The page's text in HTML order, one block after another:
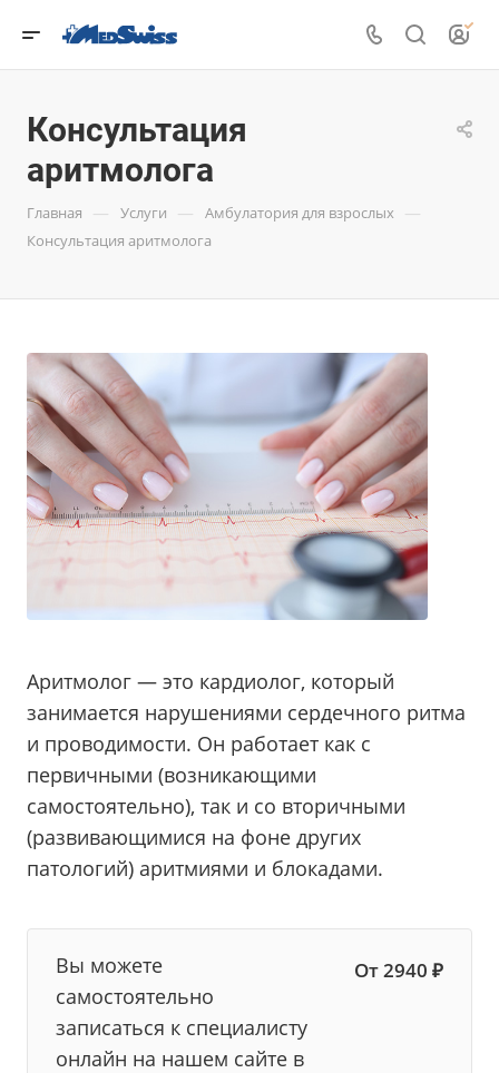
Консультация
аритмолога
Главная — Услуги — Амбулатория для взрослых —
Консультация аритмолога
Аритмолог — это кардиолог, который
занимается нарушениями сердечного ритма
и проводимости. Он работает как с
первичными (возникающими
самостоятельно), так и со вторичными
(развивающимися на фоне других
патологий) аритмиями и блокадами.
Вы можете
самостоятельно
записаться к специалисту
онлайн на нашем сайте в
От 2940 ₽